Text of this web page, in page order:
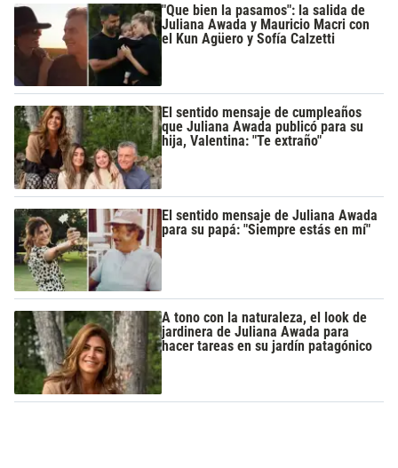
"Que bien la pasamos": la salida de
Juliana Awada y Mauricio Macri con
el Kun Agüero y Sofía Calzetti
El sentido mensaje de cumpleaños
que Juliana Awada publicó para su
hija, Valentina: "Te extraño"
El sentido mensaje de Juliana Awada
para su papá: "Siempre estás en mí"
A tono con la naturaleza, el look de
jardinera de Juliana Awada para
hacer tareas en su jardín patagónico